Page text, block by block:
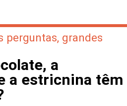
perguntas, grandes
a
a estricnina têm